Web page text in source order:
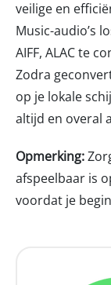
veilige en
Music-audio’s
AIFF, ALAC te
Zodra
op je lokale
altijd en overal
Opmerking:
afspeelbaar is
voordat je